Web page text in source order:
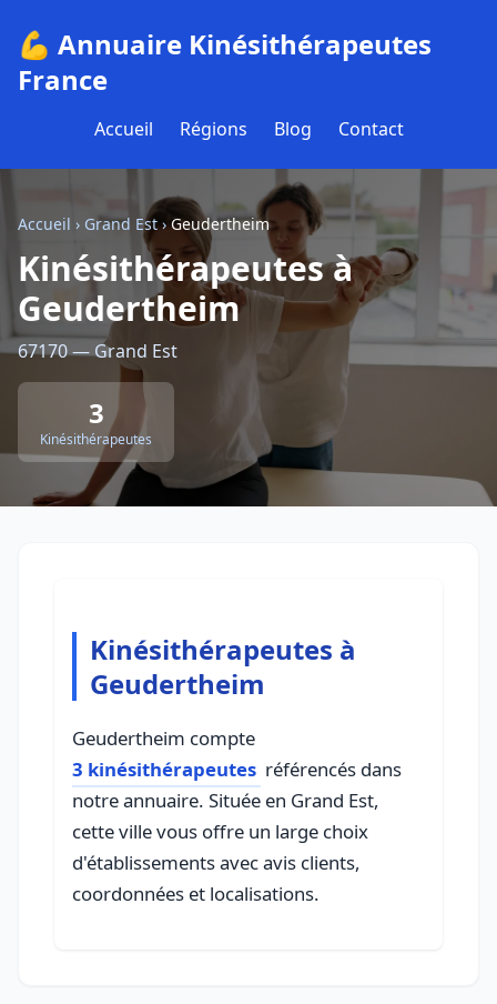
💪 Annuaire Kinésithérapeutes
France
Accueil Régions Blog Contact
Accueil › Grand Est›Geudertheim
Kinésithérapeutes à
Geudertheim
67170 — Grand Est
3
Kinésithérapeutes
Kinésithérapeutes à
Geudertheim
Geudertheim compte
3 kinésithérapeutes référencés dans
notre annuaire. Située en Grand Est,
cette ville vous offre un large choix
d'établissements avec avis clients,
coordonnées et localisations.